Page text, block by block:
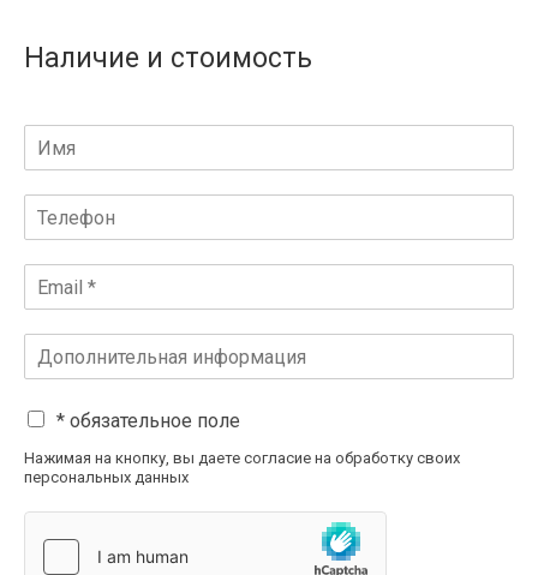
Наличие и стоимость
* обязательное поле
Нажимая на кнопку, вы даете согласие на обработку своих
персональных данных